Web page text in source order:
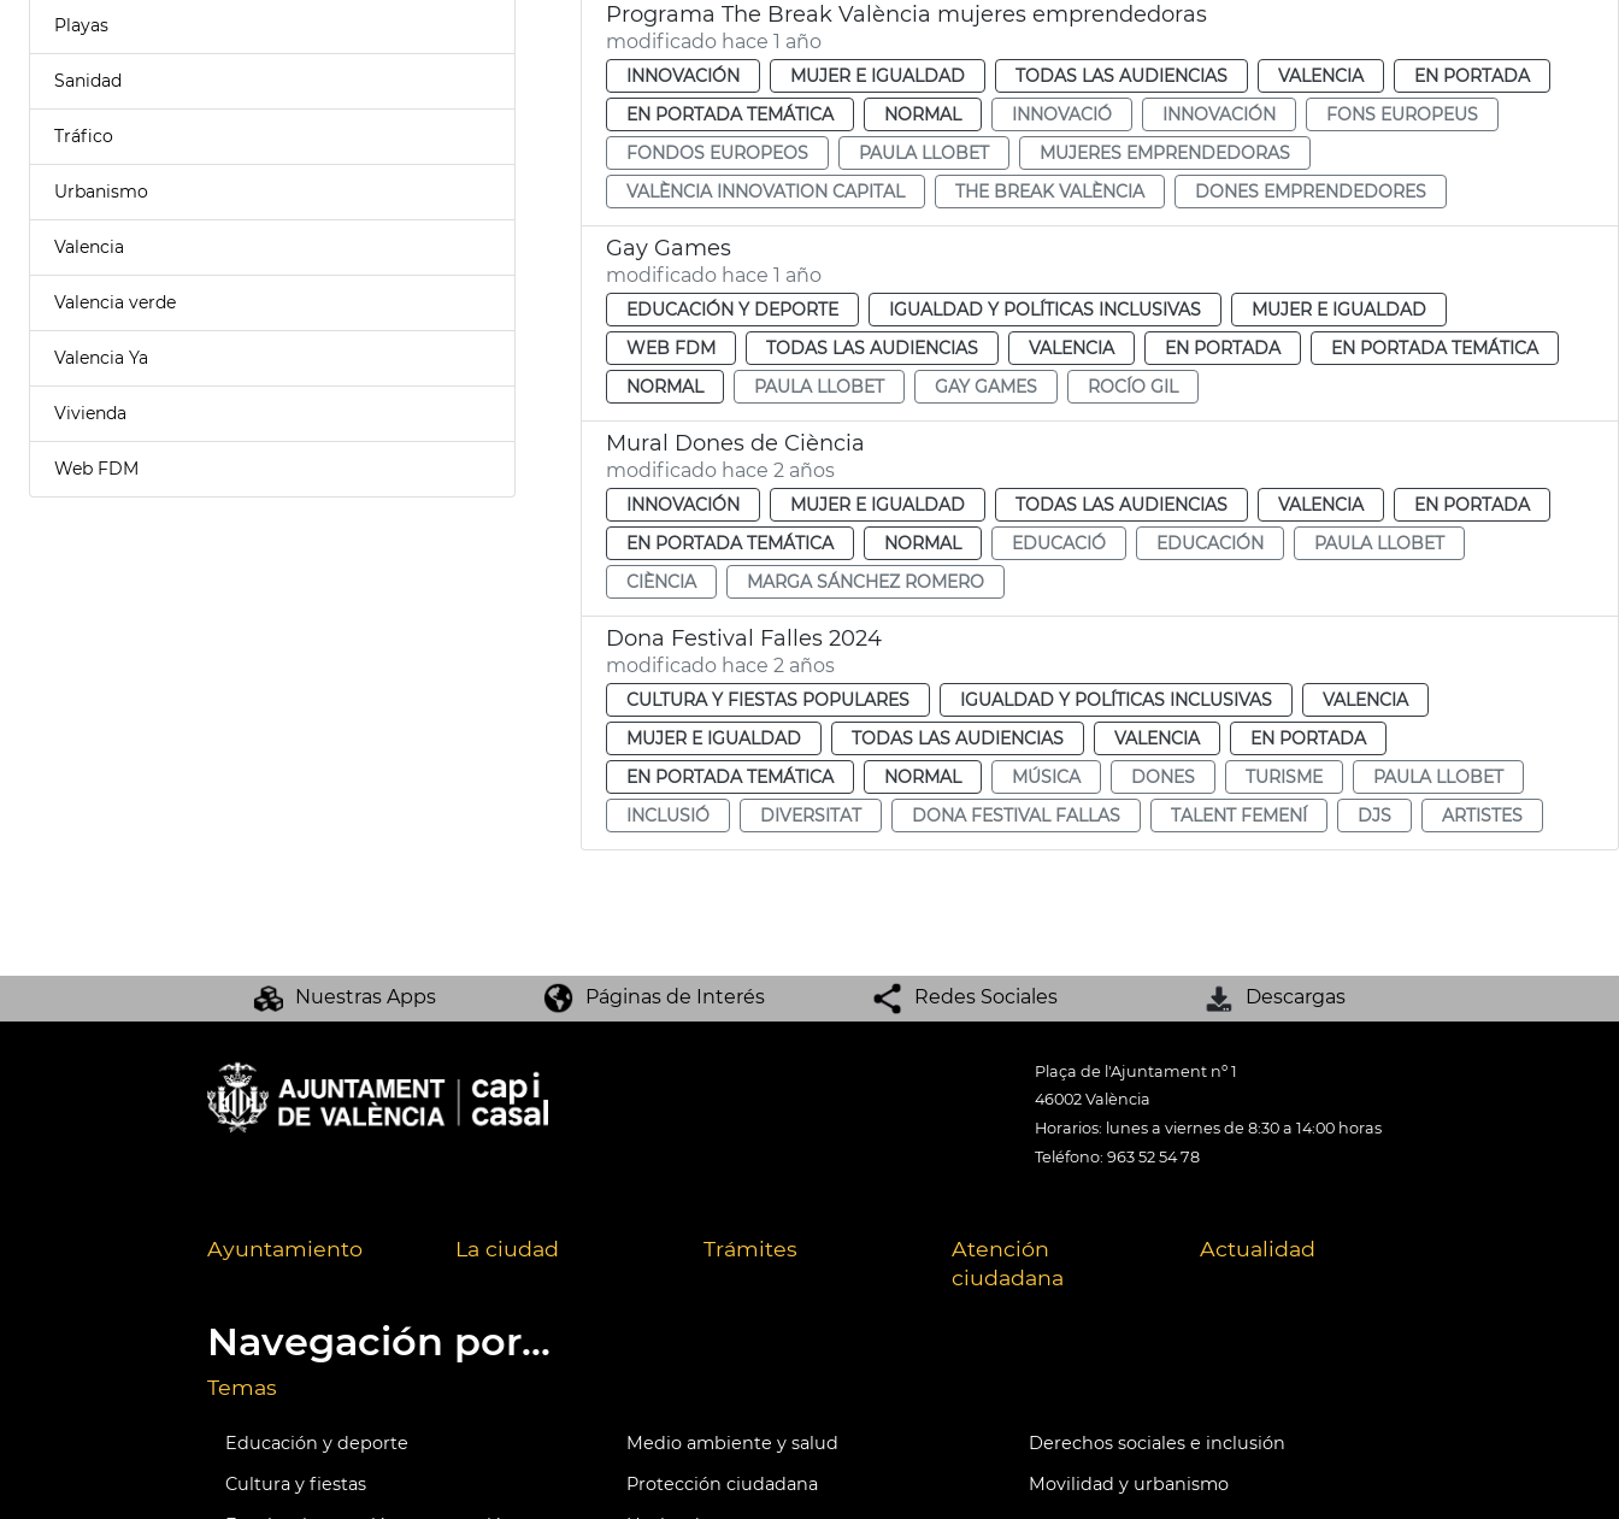
Playas
Sanidad
Tráfico
Urbanismo
Valencia
Valencia verde
Valencia Ya
Vivienda
Web FDM
Programa The Break València mujeres emprendedoras
modificado hace 1 año
INNOVACIÓN MUJER E IGUALDAD TODAS LAS AUDIENCIAS VALENCIA
EN PORTADA
EN PORTADA TEMÁTICA
NORMAL INNOVACIÓ INNOVACIÓN
FONS EUROPEUS
FONDOS EUROPEOS
PAULA LLOBET
MUJERES EMPRENDEDORAS
VALÈNCIA INNOVATION CAPITAL
THE BREAK VALÈNCIA DONES EMPRENDEDORES
Gay Games
modificado hace 1 año
EDUCACIÓN Y DEPORTE IGUALDAD Y POLÍTICAS INCLUSIVAS
MUJER E IGUALDAD
WEB FDM
TODAS LAS AUDIENCIAS VALENCIA EN PORTADA
EN PORTADA TEMÁTICA
NORMAL
PAULA LLOBET GAY GAMES ROCÍO GIL
Mural Dones de Ciència
modificado hace 2 años
INNOVACIÓN MUJER E IGUALDAD TODAS LAS AUDIENCIAS VALENCIA
EN PORTADA
EN PORTADA TEMÁTICA
NORMAL EDUCACIÓ EDUCACIÓN
PAULA LLOBET
CIÈNCIA
MARGA SÁNCHEZ ROMERO
Dona Festival Falles 2024
modificado hace 2 años
CULTURA Y FIESTAS POPULARES IGUALDAD Y POLÍTICAS INCLUSIVAS
VALENCIA
MUJER E IGUALDAD
TODAS LAS AUDIENCIAS VALENCIA
EN PORTADA
EN PORTADA TEMÁTICA
NORMAL MÚSICA DONES TURISME
PAULA LLOBET
INCLUSIÓ
DIVERSITAT DONA FESTIVAL FALLAS TALENT FEMENÍ DJS ARTISTES
Nuestras Apps Páginas de Interés Redes Sociales Descargas
Plaça de l'Ajuntament nº 1
46002 València
Horarios: lunes a viernes de 8:30 a 14:00 horas
Teléfono: 963 52 54 78
Ayuntamiento La ciudad Trámites
Atención
ciudadana
Actualidad
Navegación por...
Temas
Educación y deporte Medio ambiente y salud
Derechos sociales e inclusión
Cultura y fiestas
Protección ciudadana
Movilidad y urbanismo